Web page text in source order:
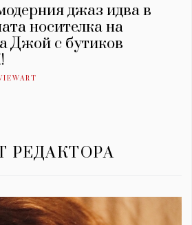
джаз идва в
носителка на
Джой с бутиков
РЕДАКТОРА